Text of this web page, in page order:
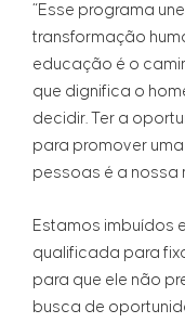
“Esse programa
transformação
educação é o
que dignifica o
decidir. Ter a
para promover
pessoas é a nossa
Estamos imbuídos
qualificada para
para que ele não
busca de